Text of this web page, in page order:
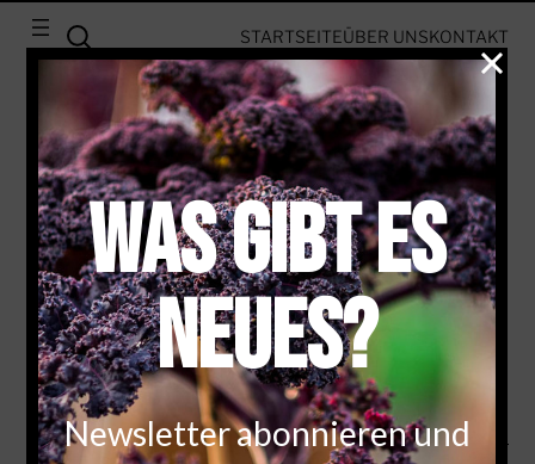
STARTSEITEÜBER UNSKONTAKT
BLUMEN, KOHL & ROCK’N’ROLL